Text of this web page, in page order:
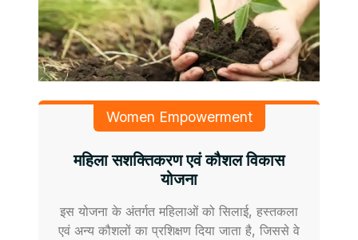
Women Empowerment
महिला सशक्तिकरण एवं कौशल विकास
योजना
इस योजना के अंतर्गत महिलाओं को सिलाई, हस्तकला
एवं अन्य कौशलों का प्रशिक्षण दिया जाता है, जिससे वे